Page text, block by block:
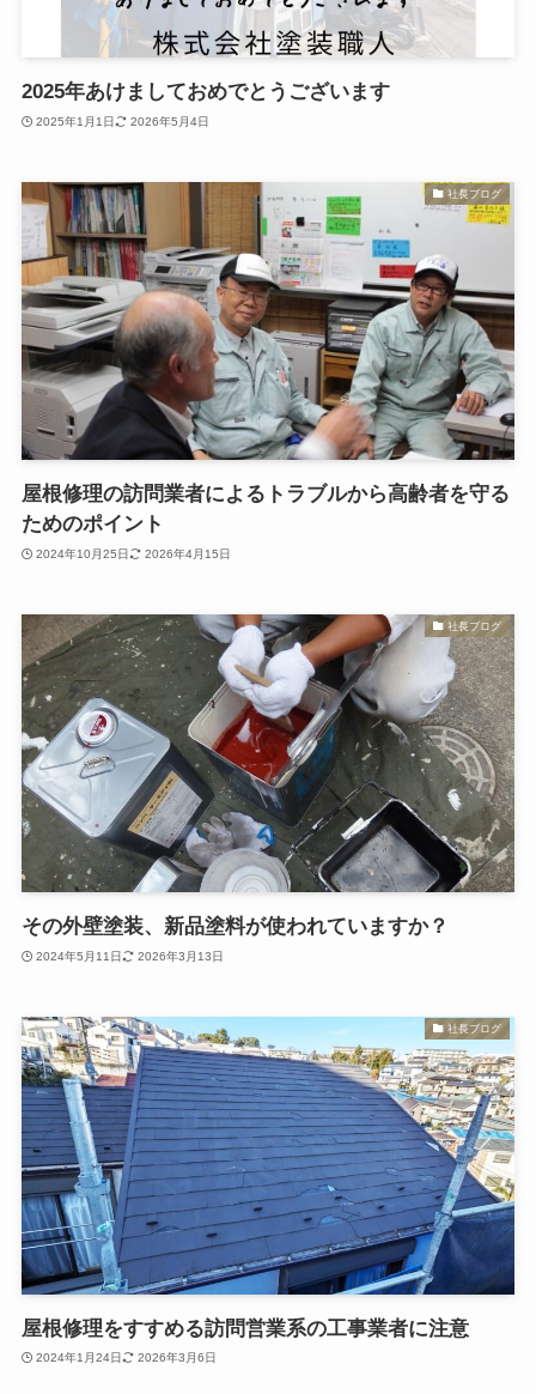
2025年あけましておめでとうございます
2025年1月1日 2026年5月4日
社長ブログ
屋根修理の訪問業者によるトラブルから高齢者を守る
ためのポイント
2024年10月25日 2026年4月15日
社長ブログ
その外壁塗装、新品塗料が使われていますか？
2024年5月11日 2026年3月13日
社長ブログ
屋根修理をすすめる訪問営業系の工事業者に注意
2024年1月24日 2026年3月6日